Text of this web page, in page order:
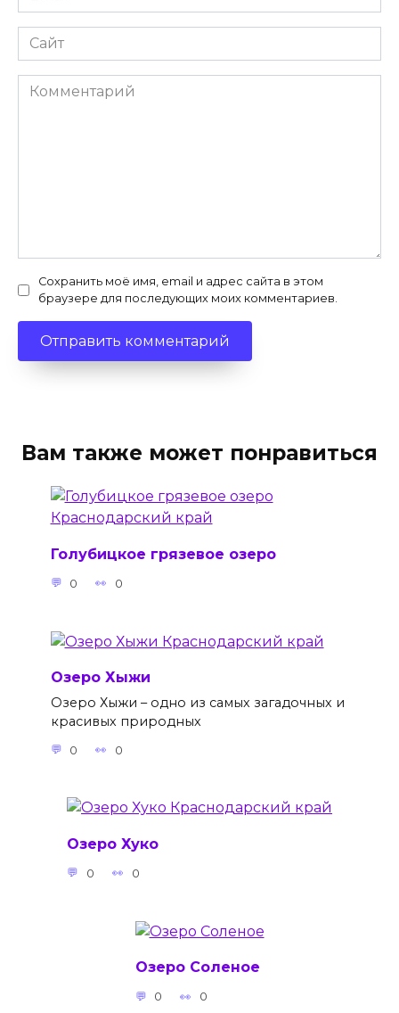
*
Сайт
Комментарий
Сохранить моё имя, email и адрес сайта в этом
браузере для последующих моих комментариев.
Вам также может понравиться
Голубицкое грязевое озеро
0 0
Озеро Хыжи
Озеро Хыжи – одно из самых загадочных и
красивых природных
0 0
Озеро Хуко
0 0
Озеро Соленое
0 0